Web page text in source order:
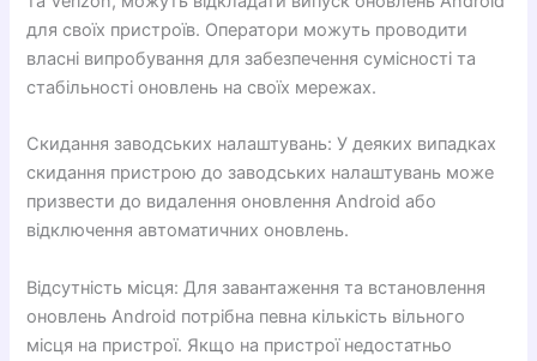
для своїх пристроїв. Оператори можуть проводити
власні випробування для забезпечення сумісності та
стабільності оновлень на своїх мережах.
Скидання заводських налаштувань: У деяких випадках
скидання пристрою до заводських налаштувань може
призвести до видалення оновлення Android або
відключення автоматичних оновлень.
Відсутність місця: Для завантаження та встановлення
оновлень Android потрібна певна кількість вільного
місця на пристрої. Якщо на пристрої недостатньо